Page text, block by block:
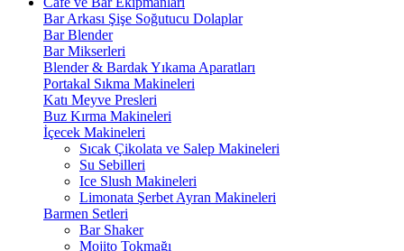
Bar Arkası Şişe Soğutucu Dolaplar
Bar Blender
Bar Mikserleri
Blender & Bardak Yıkama Aparatları
Portakal Sıkma Makineleri
Katı Meyve Presleri
Buz Kırma Makineleri
İçecek Makineleri
Sıcak Çikolata ve Salep Makineleri
Su Sebilleri
Ice Slush Makineleri
Limonata Şerbet Ayran Makineleri
Barmen Setleri
Bar Shaker
Mojito Tokmağı